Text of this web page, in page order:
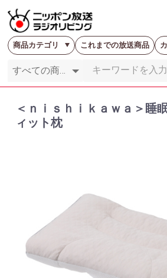
商品カテゴリ これまでの放送商品
＜ｎｉｓｈｉｋａｗａ＞
ィット枕